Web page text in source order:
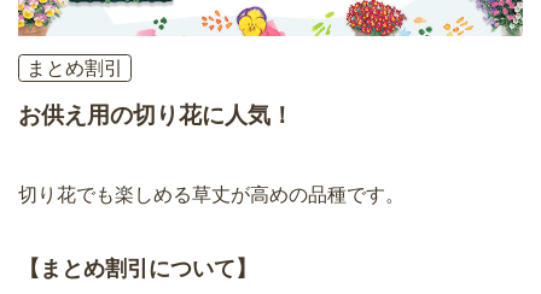
まとめ割引
お供え用の切り花に人気！
切り花でも楽しめる草丈が高めの品種です。
【まとめ割引について】